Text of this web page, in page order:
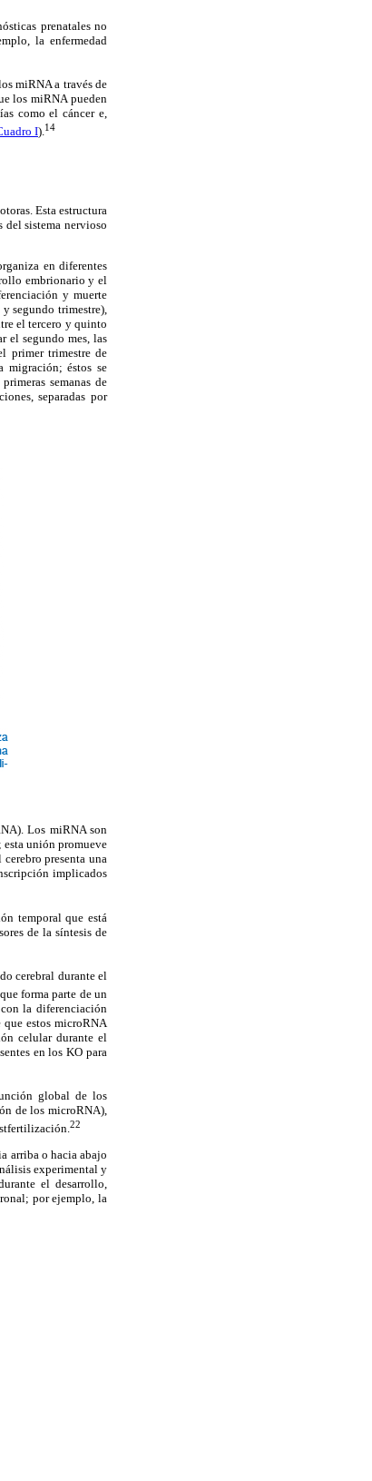
prenatales no
la enfermedad
miRNA a través de
los miRNA pueden
como el cáncer e,
I). 14
Esta estructura
del sistema nervioso
en diferentes
embrionario y el
y muerte
segundo trimestre),
el tercero y quinto
el segundo mes, las
primer trimestre de
migración; éstos se
semanas de
separadas por
Los miRNA son
esta unión promueve
presenta una
implicados
temporal que está
de la síntesis de
cerebral durante el
forma parte de un
la diferenciación
estos microRNA
celular durante el
en los KO para
global de los
de los microRNA),
22
arriba o hacia abajo
experimental y
el desarrollo,
por ejemplo, la